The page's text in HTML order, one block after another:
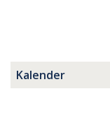
Kalender